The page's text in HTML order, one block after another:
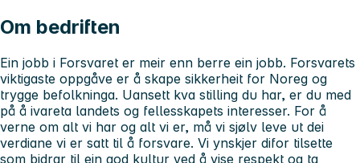
Om bedriften
Ein jobb i Forsvaret er meir enn berre ein jobb. Forsvarets
viktigaste oppgåve er å skape sikkerheit for Noreg og
trygge befolkninga. Uansett kva stilling du har, er du med
på å ivareta landets og fellesskapets interesser. For å
verne om alt vi har og alt vi er, må vi sjølv leve ut dei
verdiane vi er satt til å forsvare. Vi ynskjer difor tilsette
som bidrar til ein god kultur ved å vise respekt og ta